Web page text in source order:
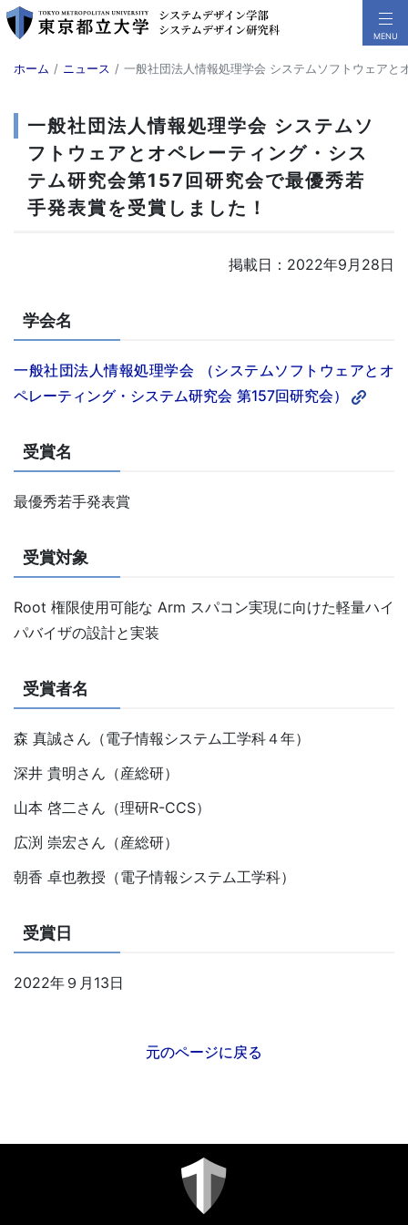
ホーム ニュース 一般社団法人情報処理学会 システムソフトウェア
一般社団法人情報処理学会 システムソ
フトウェアとオペレーティング・シス
テム研究会第157回研究会で最優秀若
手発表賞を受賞しました！
掲載日：2022年9月28日
学会名
一般社団法人情報処理学会 （システムソフトウェアとオ
ペレーティング・システム研究会 第157回研究会）
受賞名
最優秀若手発表賞
受賞対象
Root 権限使用可能な Arm スパコン実現に向けた軽量ハイ
パバイザの設計と実装
受賞者名
森 真誠さん（電子情報システム工学科４年）
深井 貴明さん（産総研）
山本 啓二さん（理研R-CCS）
広渕 崇宏さん（産総研）
朝香 卓也教授（電子情報システム工学科）
受賞日
2022年９月13日
元のページに戻る